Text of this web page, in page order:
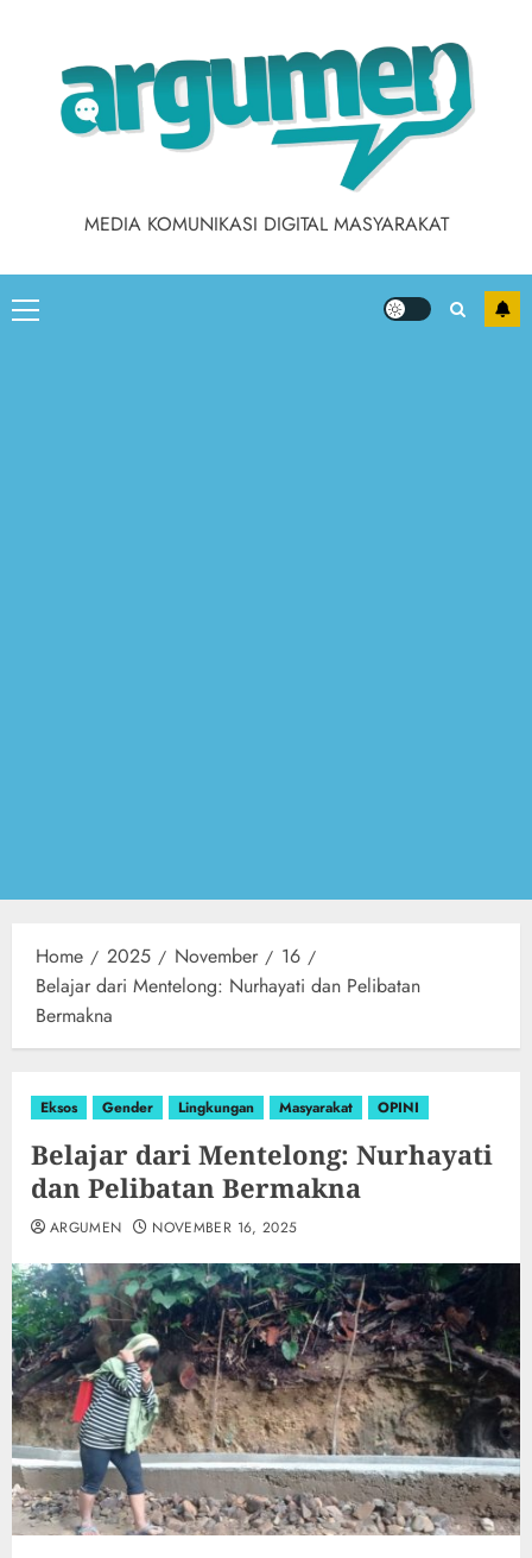
MEDIA KOMUNIKASI DIGITAL MASYARAKAT
Home 2025 November
16
Belajar dari Mentelong: Nurhayati dan Pelibatan
Bermakna
Eksos Gender Lingkungan Masyarakat OPINI
Belajar dari Mentelong: Nurhayati
dan Pelibatan Bermakna
ARGUMEN NOVEMBER 16, 2025